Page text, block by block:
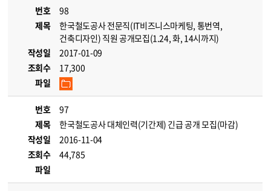
번호
98
제목
한국철도공사 전문직(IT비즈니스마케팅, 통번역,
건축디자인) 직원 공개모집(1.24, 화, 14시까지)
작성일
2017-01-09
조회수
17,300
파일
번호
97
제목
한국철도공사 대체인력(기간제) 긴급 공개 모집(마감)
작성일
2016-11-04
조회수
44,785
파일